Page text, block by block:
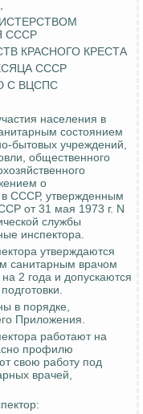
СССР
КРАСНОГО КРЕСТА
СССР
С ВЦСПС
населения в
состоянием
бытовых учреждений,
общественного
о
в СССР, утвержденным
от 31 мая 1973 г. N
службы
инспектора.
утверждаются
санитарным врачом
2 года и допускаются
в порядке,
Приложения.
работают на
профилю
свою работу под
врачей,